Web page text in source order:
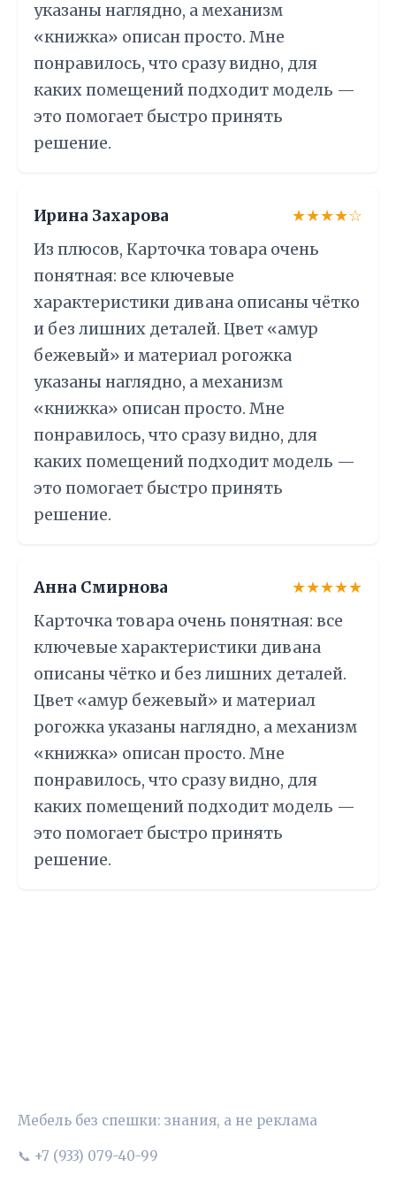
указаны наглядно, а механизм
«книжка» описан просто. Мне
понравилось, что сразу видно, для
каких помещений подходит модель —
это помогает быстро принять
решение.
Ирина Захарова
★★★★☆
Из плюсов, Карточка товара очень
понятная: все ключевые
характеристики дивана описаны чётко
и без лишних деталей. Цвет «амур
бежевый» и материал рогожка
указаны наглядно, а механизм
«книжка» описан просто. Мне
понравилось, что сразу видно, для
каких помещений подходит модель —
это помогает быстро принять
решение.
Анна Смирнова
★★★★★
Карточка товара очень понятная: все
ключевые характеристики дивана
описаны чётко и без лишних деталей.
Цвет «амур бежевый» и материал
рогожка указаны наглядно, а механизм
«книжка» описан просто. Мне
понравилось, что сразу видно, для
каких помещений подходит модель —
это помогает быстро принять
решение.
Мебель без спешки: знания, а не реклама
📞 +7 (933) 079-40-99